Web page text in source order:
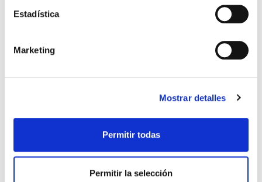
Estadística
Marketing
Mostrar detalles
Permitir todas
Permitir la selección
Otros títulos del autor
El diario de Álex 3: ¡Álex,
Gente Común Perdidos y